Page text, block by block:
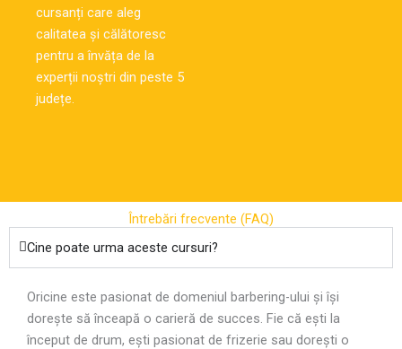
cursanți care aleg
calitatea și călătoresc
pentru a învăța de la
experții noștri din peste 5
județe.
Întrebări frecvente (FAQ)
Cine poate urma aceste cursuri?
Oricine este pasionat de domeniul barbering-ului și își
dorește să înceapă o carieră de succes. Fie că ești la
început de drum, ești pasionat de frizerie sau dorești o